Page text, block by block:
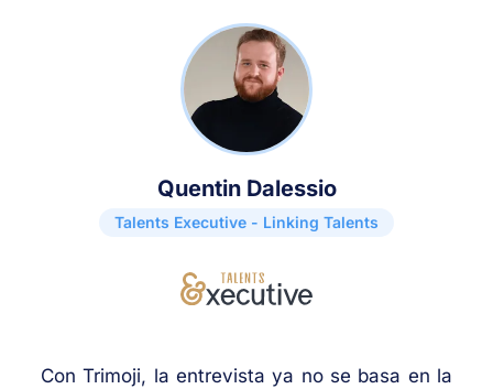
Quentin Dalessio
Talents Executive - Linking Talents
Con Trimoji, la entrevista ya no se basa en la